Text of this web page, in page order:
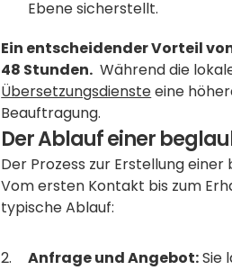
Ebene sicherstellt.
Ein entscheidender Vorteil
48 Stunden.
Während die
Übersetzungsdienste eine
Beauftragung.
Der Ablauf einer
Der Prozess zur Erstellung
Vom ersten Kontakt bis zum
typische Ablauf:
Anfrage und Angebot: Sie